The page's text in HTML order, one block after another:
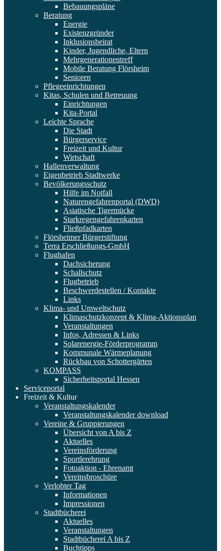
Bebauungspläne
Beratung
Energie
Existenzgründer
Inklusionsbeirat
Kinder, Jugendliche, Eltern
Mehrgenerationentreff
Mobile Beratung Flörsheim
Senioren
Pflegeeinrichtungen
Kitas, Schulen und Betreuung
Einrichtungen
Kita-Portal
Leichte Sprache
Die Stadt
Bürgerservice
Freizeit und Kultur
Wirtschaft
Hallenverwaltung
Eigenbetrieb Stadtwerke
Bevölkerungsschutz
Hilfe im Notfall
Naturengefahrenportal (DWD)
Asiatische Tigermücke
Starkregengefahrenkarten
Fließpfadkarten
Flörsheimer Bürgerstiftung
Terra Erschließungs-GmbH
Flughafen
Dachsicherung
Schallschutz
Flugbetrieb
Beschwerdestellen / Kontakte
Links
Klima- und Umweltschutz
Klimaschutzkonzept & Klima-Aktionsplan
Veranstaltungen
Infos, Adressen & Links
Solarenergie-Förderprogramm
Kommunale Wärmeplanung
Rückbau von Schottergärten
KOMPASS
Sicherheitsportal Hessen
Serviceportal
Freizeit & Kultur
Veranstaltungskalender
Veranstaltungskalender download
Vereine & Gruppierungen
Übersicht von A bis Z
Aktuelles
Vereinsförderung
Sportlerehrung
Fotoaktion - Ehrenamt
Vereinsbroschüre
Verlobter Tag
Informationen
Impressionen
Stadtbücherei
Aktuelles
Veranstaltungen
Stadtbücherei A bis Z
Buchtipps